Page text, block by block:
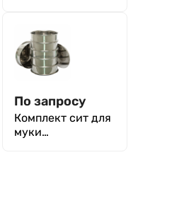
По запросу
Комплект сит для
муки